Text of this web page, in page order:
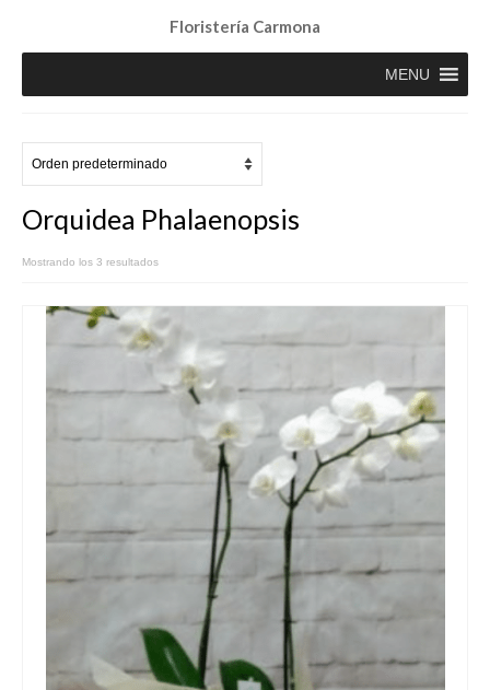
Floristería Carmona
MENU
Orquidea Phalaenopsis
Mostrando los 3 resultados